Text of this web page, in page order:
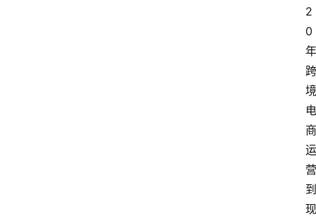
2
0
年
跨
境
电
商
运
营
到
现